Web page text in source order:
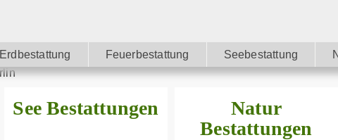
Erdbestattung Feuerbestattung Seebestattung
See Bestattungen
Natur
Bestattungen